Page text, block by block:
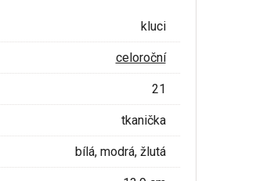
kluci
celoroční
21
tkanička
bílá, modrá, žlutá